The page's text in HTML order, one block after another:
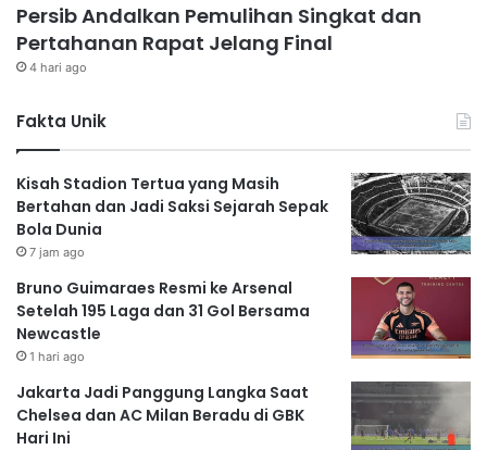
Persib Andalkan Pemulihan Singkat dan
Pertahanan Rapat Jelang Final
4 hari ago
Fakta Unik
Kisah Stadion Tertua yang Masih
Bertahan dan Jadi Saksi Sejarah Sepak
Bola Dunia
7 jam ago
Bruno Guimaraes Resmi ke Arsenal
Setelah 195 Laga dan 31 Gol Bersama
Newcastle
1 hari ago
Jakarta Jadi Panggung Langka Saat
Chelsea dan AC Milan Beradu di GBK
Hari Ini